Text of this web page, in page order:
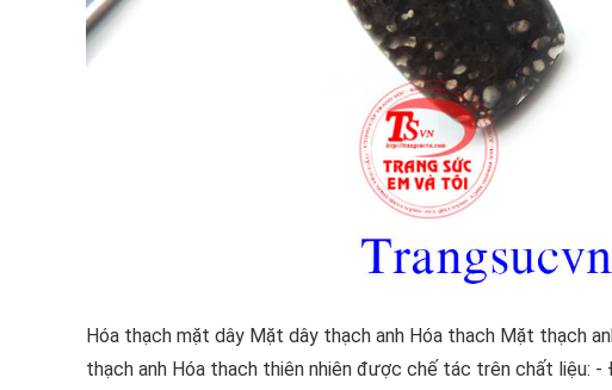
Hóa thạch mặt dây Mặt dây thạch anh Hóa thach Mặt thạch
thạch anh Hóa thach thiên nhiên được chế tác trên chất liệu: